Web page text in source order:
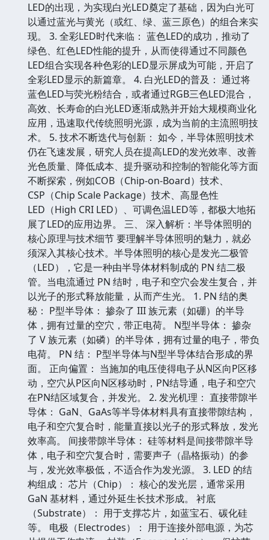
LED的出现，为实现白光LED奠定了基础，因为白光可
以通过蓝光与黄光（或红、绿、蓝三原色）的组合来实
现。 3. 全彩LED时代来临： 蓝色LED的成功，推动了
绿色、红色LED性能的提升，从而使得通过不同颜色
LED组合实现各种色彩的LED显示屏成为可能，开启了
全彩LED显示的新篇章。 4. 白光LED的普及： 通过将
蓝色LED与荧光粉结合，或者通过RGB三色LED混合，
高效、长寿命的白光LED逐渐成熟并开始大规模商业化
应用，迅速取代传统照明光源，成为当前的主流照明技
术。 5. 技术不断迭代与创新： 如今，半导体照明技术
仍在飞速发展，研究人员在提高LED的发光效率、改善
光色质量、降低成本、提升驱动和控制的智能化等方面
不断探索，例如COB（Chip-on-Board）技术、
CSP（Chip Scale Package）技术、高显色性
LED（High CRI LED）、可调色温LED等，都极大地拓
展了LED的应用边界。 三、 深入解析：半导体照明的
核心原理与技术细节 要理解半导体照明的魅力，就必
须深入其核心技术。半导体照明的核心是发光二极管
（LED），它是一种由半导体材料制成的 PN 结二极
管。当电流通过 PN 结时，电子和空穴会发生复合，并
以光子的形式释放能量，从而产生光。 1. PN 结的奥
秘： P型半导体： 掺杂了 III 族元素（如硼）的半导
体，拥有过量的空穴，带正电荷。 N型半导体： 掺杂
了 V 族元素（如磷）的半导体，拥有过量的电子，带负
电荷。 PN 结： P型半导体与N型半导体结合形成的界
面。 正向偏置： 当施加的电压使得电子从N区向P区移
动，空穴从P区向N区移动时，PN结导通，电子和空穴
在PN结区域复合，并发光。 2. 发光机理： 直接带隙半
导体： GaN、GaAs等半导体材料具有直接带隙结构，
电子和空穴复合时，能量直接以光子的形式释放，发光
效率高。 间接带隙半导体： 硅等材料是间接带隙半导
体，电子和空穴复合时，需要声子（晶格振动）的参
与，发光效率极低，不适合作为发光源。 3. LED 的结
构组成： 芯片（Chip）： 核心的发光层，通常采用
GaN 基材料，通过外延生长技术形成。 衬底
（Substrate）： 用于支撑芯片，如蓝宝石、碳化硅
等。 电极（Electrodes）： 用于连接外部电源，为芯